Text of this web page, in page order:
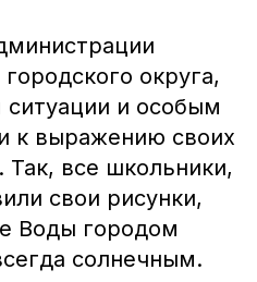
округа,
и особым
к выражению своих
все школьники,
свои рисунки,
Воды городом
солнечным.